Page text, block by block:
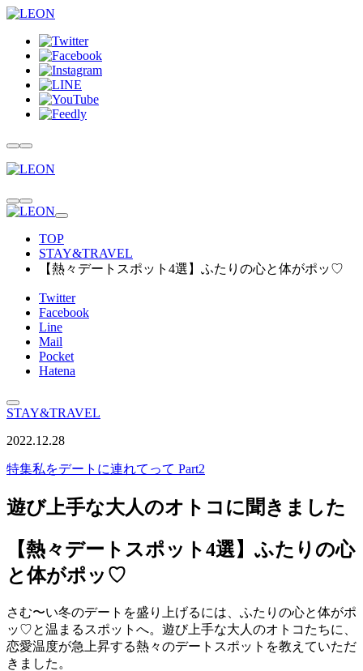
TOP
STAY&TRAVEL
【熱々デートスポット4選】ふたりの心と体がポッ♡
Twitter
Facebook
Line
Mail
Pocket
Hatena
STAY&TRAVEL
2022.12.28
特集私をデートに連れてって Part2
遊び上手な大人のオトコに聞きました
【熱々デートスポット4選】ふたりの心
と体がポッ♡
さむ〜い冬のデートを盛り上げるには、ふたりの心と体がポ
ッ♡と温まるスポットへ。遊び上手な大人のオトコたちに、
恋愛温度が急上昇する熱々のデートスポットを教えていただ
きました。